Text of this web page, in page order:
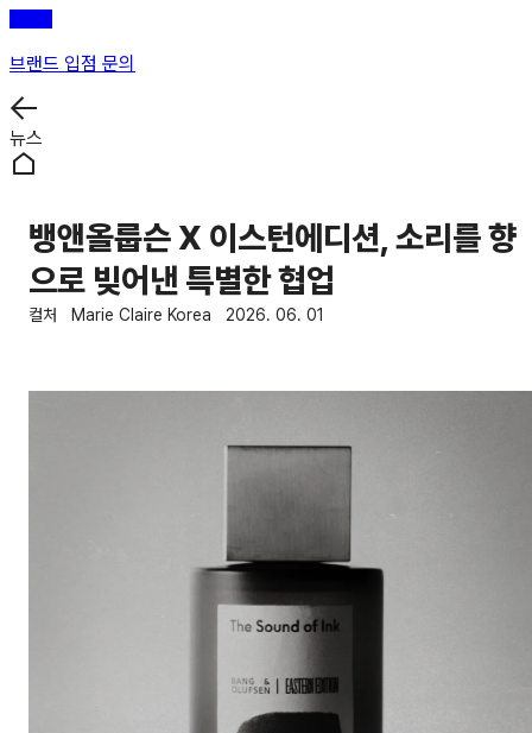
브랜드 입점 문의
뉴스
뱅앤올룹슨 X 이스턴에디션, 소리를 향
으로 빚어낸 특별한 협업
컬처 Marie Claire Korea 2026. 06. 01